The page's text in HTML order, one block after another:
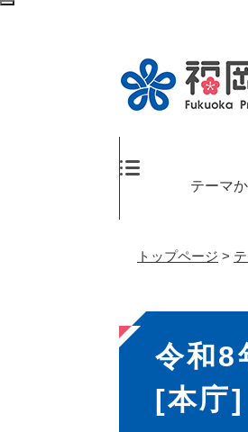
ペ
テーマ
トップページ >
本
文
令和8
[本庁]